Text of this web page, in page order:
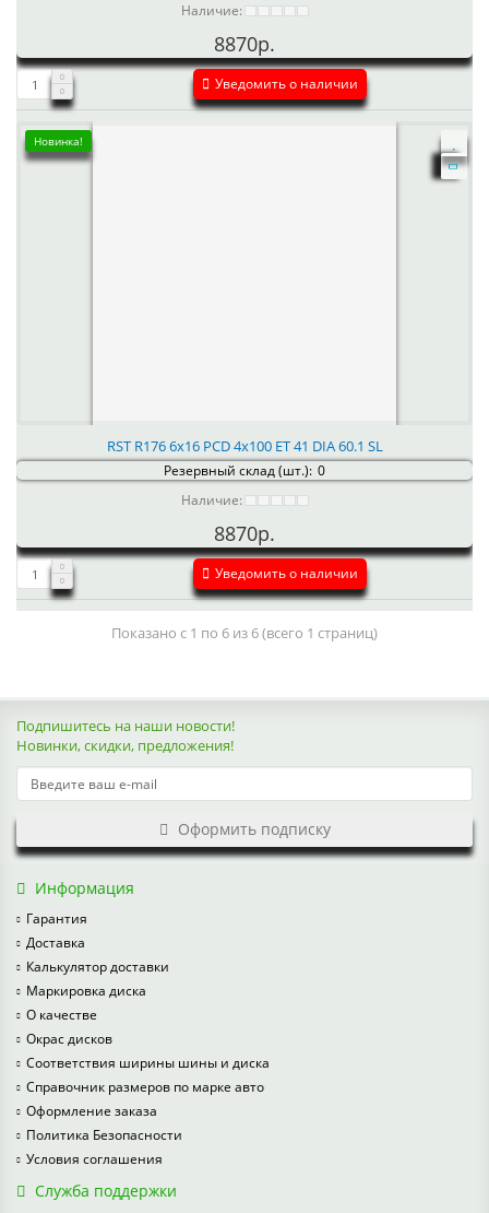
Наличие:
8870р.
Уведомить о наличии
Новинка!
RST R176 6x16 PCD 4x100 ET 41 DIA 60.1 SL
Резервный склад (шт.): 0
Наличие:
8870р.
Уведомить о наличии
Показано с 1 по 6 из 6 (всего 1 страниц)
Подпишитесь на наши новости!
Новинки, скидки, предложения!
Оформить подписку
Информация
Гарантия
Доставка
Калькулятор доставки
Маркировка диска
О качестве
Окрас дисков
Соответствия ширины шины и диска
Справочник размеров по марке авто
Оформление заказа
Политика Безопасности
Условия соглашения
Служба поддержки